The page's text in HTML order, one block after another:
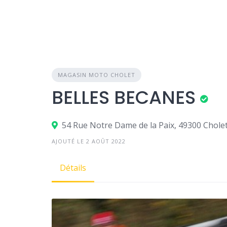
MAGASIN MOTO CHOLET
BELLES BECANES
54 Rue Notre Dame de la Paix, 49300
AJOUTÉ LE 2 AOÛT 2022
Détails